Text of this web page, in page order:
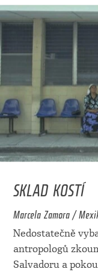
SKLAD KOSTÍ
Marcela Zamora /
Nedostatečně
antropologů
Salvadoru a